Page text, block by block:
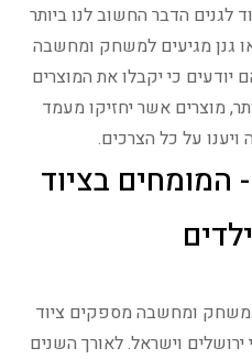
לגנים הדבר החשוב לנו ביותר
גנן מגיעים למשחק ומחשבה
יודעים כי יקבלו את המוצרים
מוצרים אשר יחזיקו מעמד
על כל הצרכים.
בציוד
במשחק ומחשבה מספקים ציוד
ירושלים וישראל. לאורך השנים